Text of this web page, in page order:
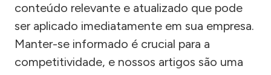
conteúdo relevante e atualizado que pode
ser aplicado imediatamente em sua empresa.
Manter-se informado é crucial para a
competitividade, e nossos artigos são uma